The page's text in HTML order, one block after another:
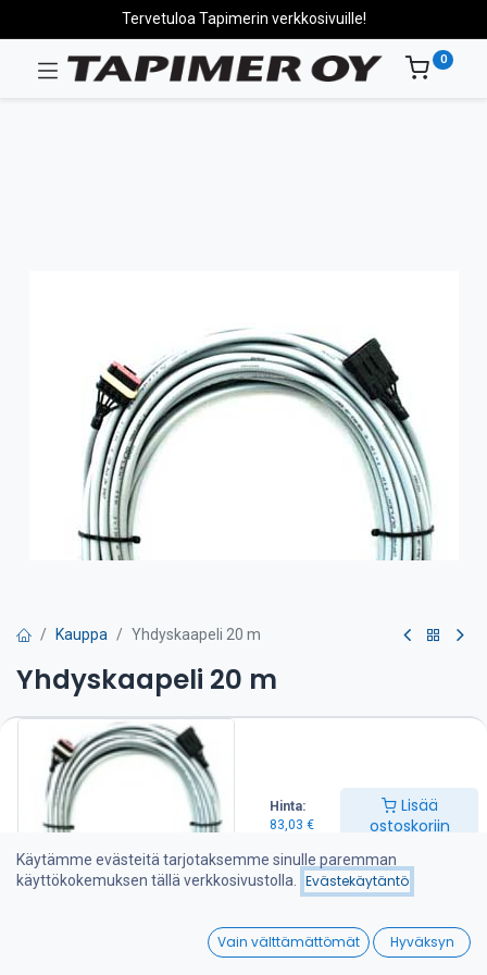
Hinta:
83,03 €
Lisää
ostoskoriin
Wishlist
Tervetuloa Tapimerin verkkosivuille!
0
Kauppa Yhdyskaapeli 20 m
Yhdyskaapeli 20 m
83,03
Lisää ostoskoriin
Lisää toivelistalle
Käytämme evästeitä tarjotaksemme sinulle paremman
käyttökokemuksen tällä verkkosivustolla.
Evästekäytäntö
Vain välttämättömät Hyväksyn